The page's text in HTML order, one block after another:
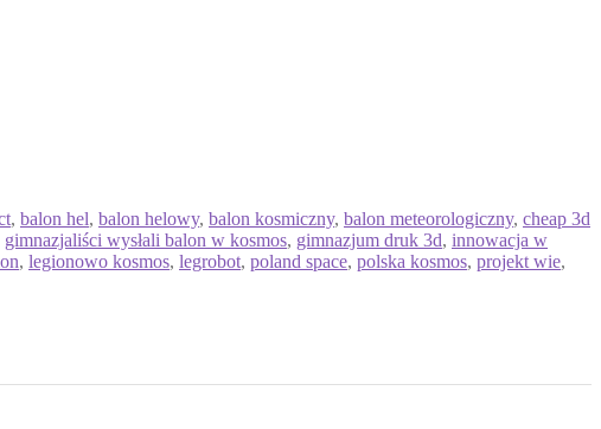
, balon hel, balon helowy, balon kosmiczny, balon meteorologiczny, cheap 3d
gimnazjaliści wysłali balon w kosmos, gimnazjum druk 3d, innowacja w
, legionowo kosmos, legrobot, poland space, polska kosmos, projekt wie,